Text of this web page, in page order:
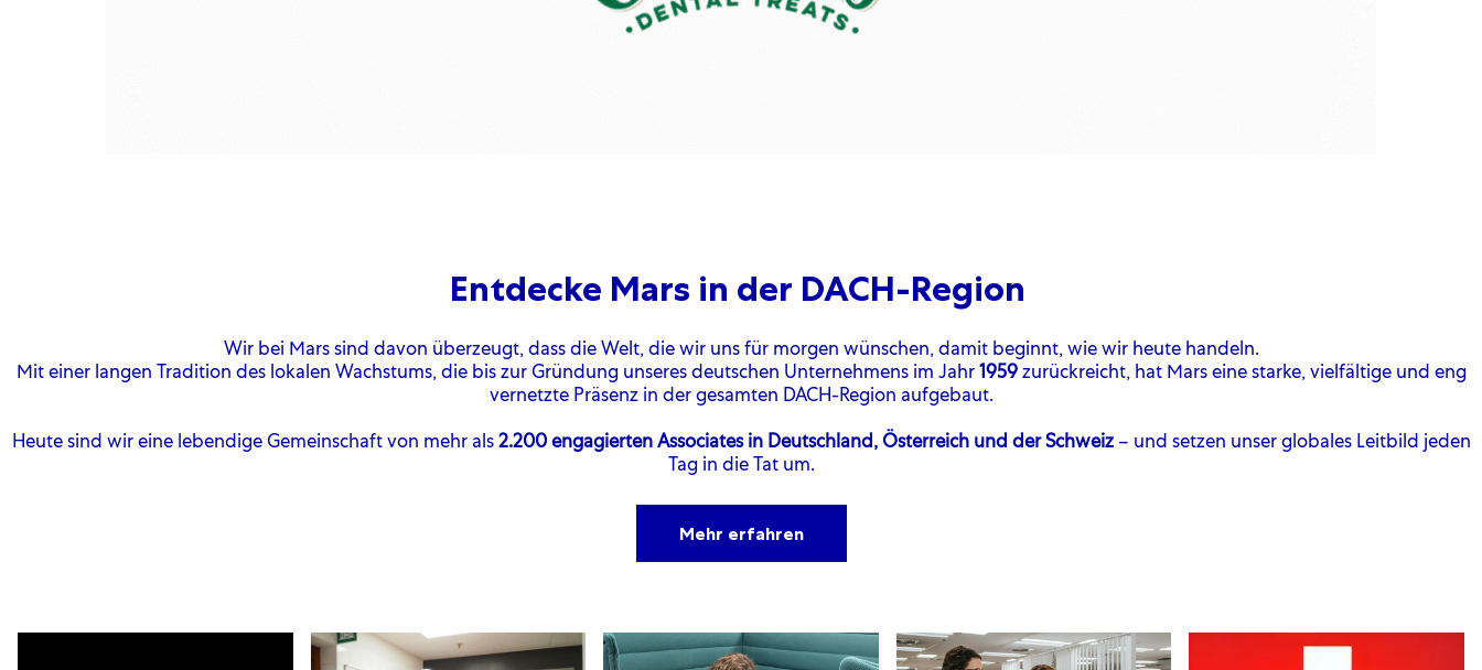
Entdecke Mars in der DACH-Region
Wir bei Mars sind davon überzeugt, dass die Welt, die wir uns für morgen wünschen, damit beginnt, wie wir heute handeln.
Mit einer langen Tradition des lokalen Wachstums, die bis zur Gründung unseres deutschen Unternehmens im Jahr 1959 zurückreicht, hat Mars eine starke, vielfältige und eng
vernetzte Präsenz in der gesamten DACH-Region aufgebaut.
Heute sind wir eine lebendige Gemeinschaft von mehr als 2.200 engagierten Associates in Deutschland, Österreich und der Schweiz – und setzen unser globales Leitbild jeden
Tag in die Tat um.
Mehr erfahren